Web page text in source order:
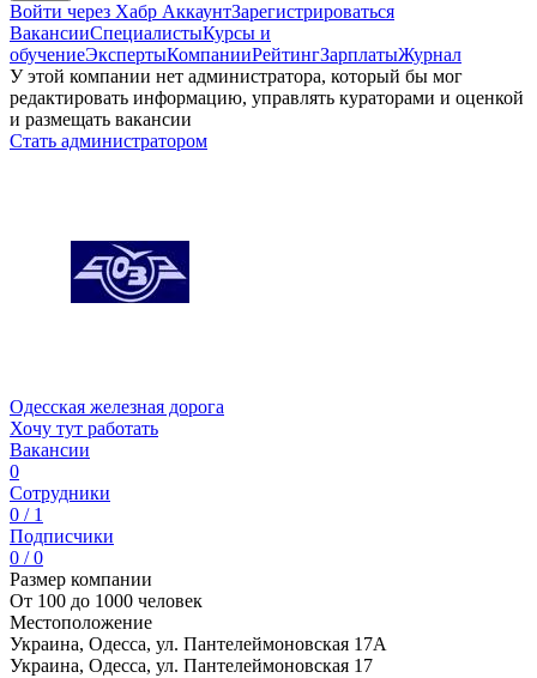
Войти через Хабр АккаунтЗарегистрироваться
ВакансииСпециалистыКурсы и
обучениеЭкспертыКомпанииРейтингЗарплатыЖурнал
У этой компании нет администратора, который бы мог
редактировать информацию, управлять кураторами и оценкой
и размещать вакансии
Стать администратором
Одесская железная дорога
Хочу тут работать
Вакансии
0
Сотрудники
0 / 1
Подписчики
0 / 0
Размер компании
От 100 до 1000 человек
Местоположение
Украина, Одесса, ул. Пантелеймоновская 17А
Украина, Одесса, ул. Пантелеймоновская 17